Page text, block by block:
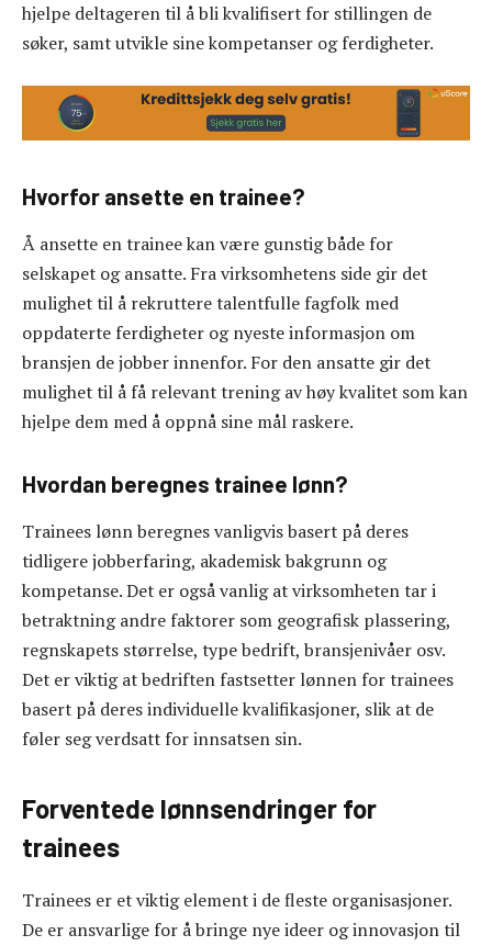
hjelpe deltageren til å bli kvalifisert for stillingen de
søker, samt utvikle sine kompetanser og ferdigheter.
Hvorfor ansette en trainee?
Å ansette en trainee kan være gunstig både for
selskapet og ansatte. Fra virksomhetens side gir det
mulighet til å rekruttere talentfulle fagfolk med
oppdaterte ferdigheter og nyeste informasjon om
bransjen de jobber innenfor. For den ansatte gir det
mulighet til å få relevant trening av høy kvalitet som kan
hjelpe dem med å oppnå sine mål raskere.
Hvordan beregnes trainee lønn?
Trainees lønn beregnes vanligvis basert på deres
tidligere jobberfaring, akademisk bakgrunn og
kompetanse. Det er også vanlig at virksomheten tar i
betraktning andre faktorer som geografisk plassering,
regnskapets størrelse, type bedrift, bransjenivåer osv.
Det er viktig at bedriften fastsetter lønnen for trainees
basert på deres individuelle kvalifikasjoner, slik at de
føler seg verdsatt for innsatsen sin.
Forventede lønnsendringer for
trainees
Trainees er et viktig element i de fleste organisasjoner.
De er ansvarlige for å bringe nye ideer og innovasjon til